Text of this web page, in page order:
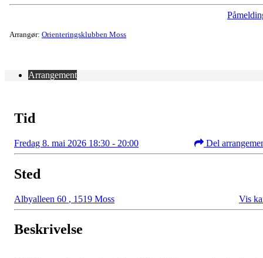
Arrangør: Orienteringsklubben Moss
Arrangement
Tid
Fredag 8. mai 2026 18:30 - 20:00 Del
Sted
Albyalleen 60 , 1519 Moss Vis
Beskrivelse